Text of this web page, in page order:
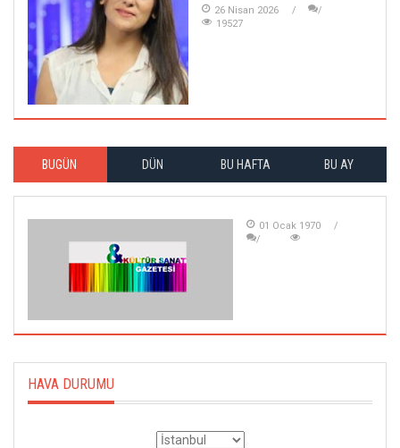
26 Nisan 2026
19527
BUGÜN DÜN BU HAFTA BU AY
01 Ocak 1970
HAVA DURUMU